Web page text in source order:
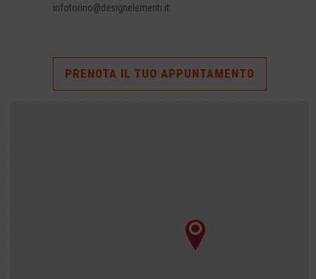
infotorino@designelementi.it
PRENOTA IL TUO APPUNTAMENTO